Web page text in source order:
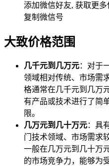
添加微信好友, 获取更多
复制微信号
大致价格范围
几千元到几万元：对于
领域相对传统、市场需
格通常在几千元到几万
有产品或技术进行了简
限。
几万元到几十万元：具
门技术领域、市场需求
一般在几万元到几十万
的市场竞争力，能够为